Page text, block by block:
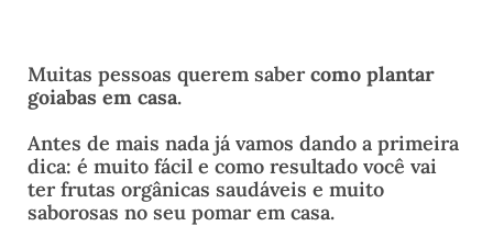
Muitas pessoas querem saber como plantar
goiabas em casa.
Antes de mais nada já vamos dando a primeira
dica: é muito fácil e como resultado você vai
ter frutas orgânicas saudáveis e muito
saborosas no seu pomar em casa.